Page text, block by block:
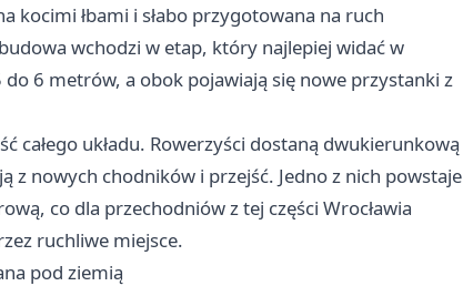
kocimi łbami i słabo przygotowana na ruch
wchodzi w etap, który najlepiej widać w
do 6 metrów, a obok pojawiają się nowe przystanki z
całego układu. Rowerzyści dostaną dwukierunkową
z nowych chodników i przejść. Jedno z nich powstaje
co dla przechodniów z tej części Wrocławia
ruchliwe miejsce.
pod ziemią